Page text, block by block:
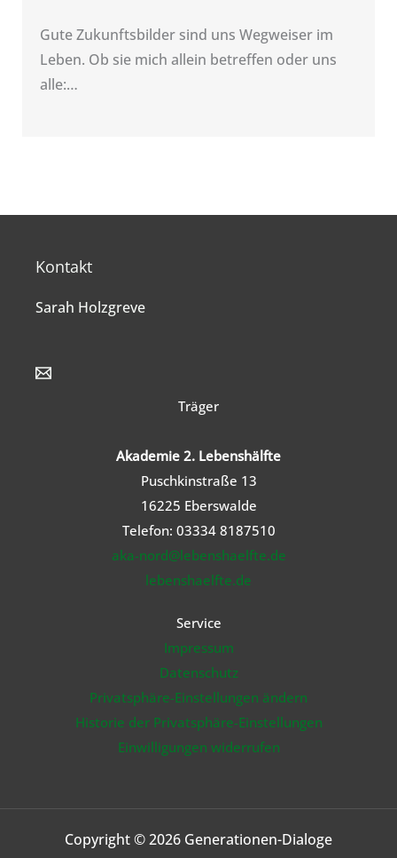
Gute Zukunftsbilder sind uns Wegweiser im
Leben. Ob sie mich allein betreffen oder uns
alle:…
Kontakt
Sarah Holzgreve
Träger
Akademie 2. Lebenshälfte
Puschkinstraße 13
16225 Eberswalde
Telefon: 03334 8187510
aka-nord@lebenshaelfte.de
lebenshaelfte.de
Service
Impressum
Datenschutz
Privatsphäre-Einstellungen ändern
Historie der Privatsphäre-Einstellungen
Einwilligungen widerrufen
Copyright © 2026 Generationen-Dialoge